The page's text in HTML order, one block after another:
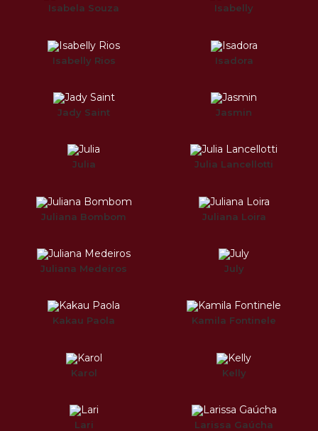
Isabela Souza Isabelly
Isabelly Rios Isadora
Jady Saint Jasmin
Julia Julia Lancellotti
Juliana Bombom Juliana Loira
Juliana Medeiros July
Kakau Paola Kamila Fontinele
Karol Kelly
Lari Larissa Gaúcha